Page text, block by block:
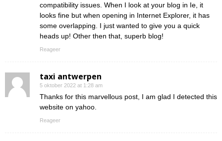
compatibility issues. When I look at your blog in Ie, it
looks fine but when opening in Internet Explorer, it has
some overlapping. I just wanted to give you a quick
heads up! Other then that, superb blog!
Reageer
taxi antwerpen
5 oktober 2022 at 1:28 am
Thanks for this marvellous post, I am glad I detected this
website on yahoo.
Reageer